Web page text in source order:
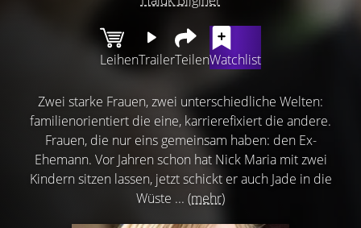
LeihenTrailerTeilenWatchlist
Zwei starke Frauen, zwei unterschiedliche Welten:
familienorientiert die eine, karrierefixiert die andere.
Frauen, die nur eins gemeinsam haben: den Ex-
Ehemann. Vor Jahren schon hat Nick Maria mit zwei
Kindern sitzen lassen, jetzt schickt er auch Jade in die
Wüste ... (mehr)